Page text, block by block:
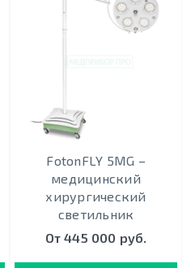
FotonFLY 5MG –
медицинский
хирургический
светильник
От 445 000 руб.